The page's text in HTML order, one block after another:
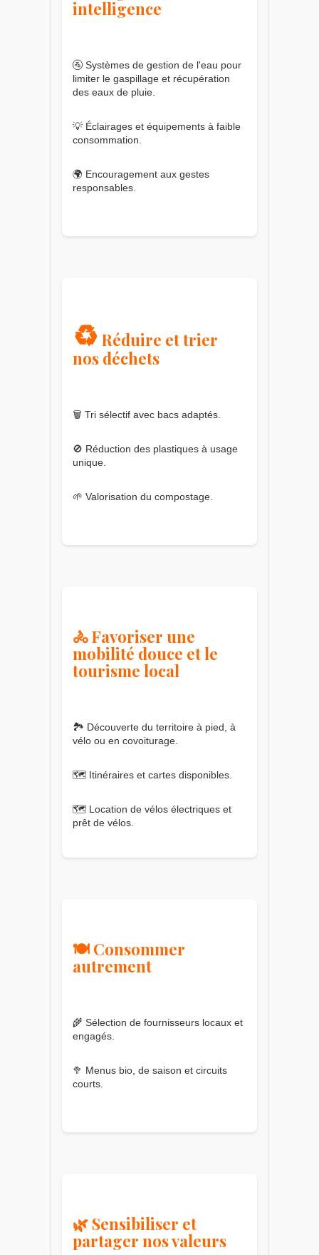
intelligence
🚰 Systèmes de gestion de l'eau pour
limiter le gaspillage et récupération
des eaux de pluie.
💡 Éclairages et équipements à faible
consommation.
🌍 Encouragement aux gestes
responsables.
♻️ Réduire et trier
nos déchets
🗑️ Tri sélectif avec bacs adaptés.
🚫 Réduction des plastiques à usage
unique.
🌱 Valorisation du compostage.
🚴 Favoriser une
mobilité douce et le
tourisme local
🏞️ Découverte du territoire à pied, à
vélo ou en covoiturage.
🗺️ Itinéraires et cartes disponibles.
🗺️ Location de vélos électriques et
prêt de vélos.
🍽️ Consommer
autrement
🌾 Sélection de fournisseurs locaux et
engagés.
🥦 Menus bio, de saison et circuits
courts.
🌿 Sensibiliser et
partager nos valeurs